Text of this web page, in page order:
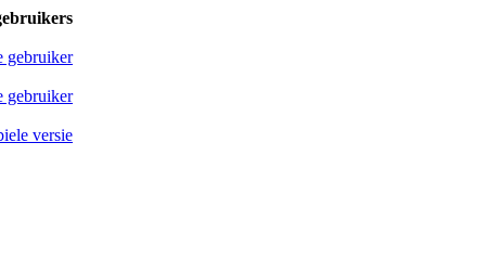
gebruiker
gebruiker
versie